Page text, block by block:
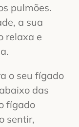
pulmões.
a sua
relaxa e
o seu fígado
das
fígado
sentir,